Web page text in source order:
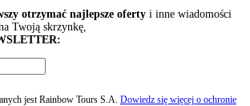
otrzymać najlepsze oferty i inne wiadomości
Twoją skrzynkę,
jest Rainbow Tours S.A. Dowiedz się więcej o ochronie